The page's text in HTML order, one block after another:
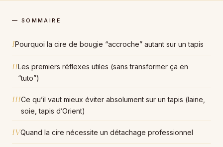
— SOMMAIRE
IPourquoi la cire de bougie “accroche” autant sur un tapis
IILes premiers réflexes utiles (sans transformer ça en
“tuto”)
IIICe qu’il vaut mieux éviter absolument sur un tapis (laine,
soie, tapis d’Orient)
IVQuand la cire nécessite un détachage professionnel